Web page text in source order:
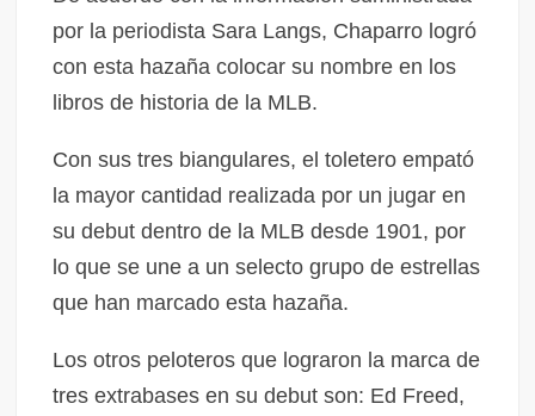
por la periodista Sara Langs, Chaparro logró
con esta hazaña colocar su nombre en los
libros de historia de la MLB.
Con sus tres biangulares, el toletero empató
la mayor cantidad realizada por un jugar en
su debut dentro de la MLB desde 1901, por
lo que se une a un selecto grupo de estrellas
que han marcado esta hazaña.
Los otros peloteros que lograron la marca de
tres extrabases en su debut son: Ed Freed,